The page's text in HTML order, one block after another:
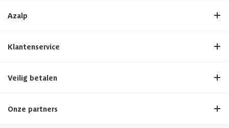
Azalp
Klantenservice
Veilig betalen
Onze partners